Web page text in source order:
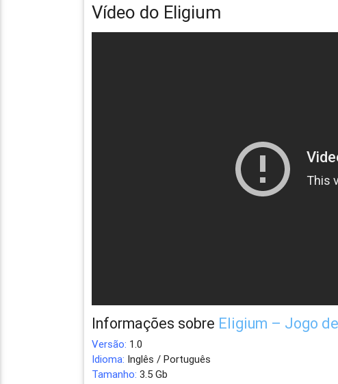
Vídeo do Eligium
Informações sobre Eligium – Jogo
Versão: 1.0
Idioma: Inglês / Português
Tamanho: 3.5 Gb